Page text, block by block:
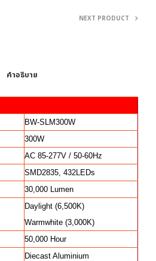
NEXT PRODUCT
คำอธิบาย
BW-SLM300W
300W
AC 85-277V / 50-60Hz
SMD2835, 432LEDs
30,000 Lumen
Daylight (6,500K)
Warmwhite (3,000K)
50,000 Hour
Diecast Aluminium